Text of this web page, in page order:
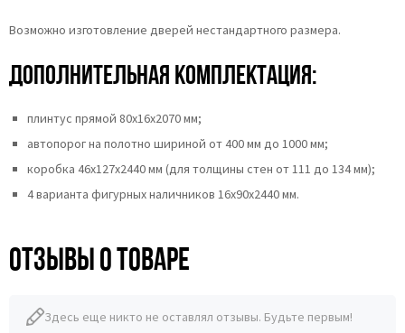
Возможно изготовление дверей нестандартного размера.
Дополнительная комплектация:
плинтус прямой 80х16х2070 мм;
автопорог на полотно шириной от 400 мм до 1000 мм;
коробка 46x127x2440 мм (для толщины стен от 111 до 134 мм);
4 варианта фигурных наличников 16х90х2440 мм.
Отзывы о товаре
Здесь еще никто не оставлял отзывы. Будьте первым!